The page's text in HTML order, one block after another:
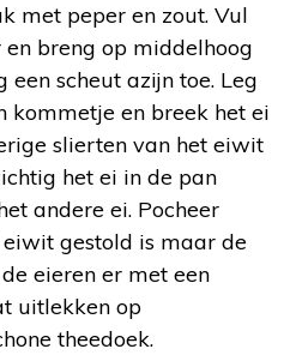
met peper en zout. Vul
breng op middelhoog
een scheut azijn toe. Leg
kommetje en breek het ei
slierten van het eiwit
het ei in de pan
andere ei. Pocheer
gestold is maar de
eieren er met een
uitlekken op
theedoek.